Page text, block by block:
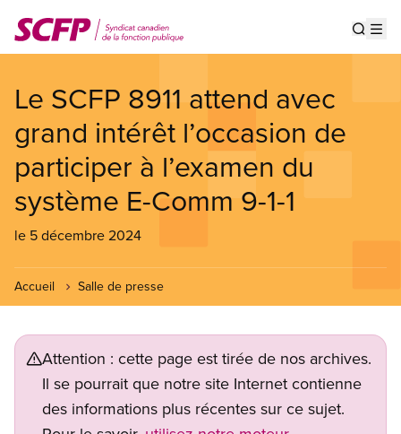
au
contenu
Le SCFP 8911 attend avec
grand intérêt l’occasion de
participer à l’examen du
système E-Comm 9-1-1
le 5 décembre 2024
Accueil Salle de presse
Attention : cette page est tirée de nos archives.
Il se pourrait que notre site Internet contienne
des informations plus récentes sur ce sujet.